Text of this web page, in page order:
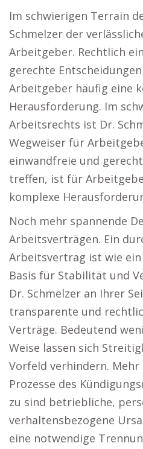
Im schwierigen Terrain
Schmelzer der
Arbeitgeber. Rechtlich
gerechte
Arbeitgeber häufig eine
Herausforderung. Im
Arbeitsrechts ist Dr.
Wegweiser für
einwandfreie und
treffen, ist für
komplexe
Noch mehr spannende
Arbeitsverträgen. Ein
Arbeitsvertrag ist wie
Basis für Stabilität und
Dr. Schmelzer an Ihrer
transparente und
Verträge. Bedeutend
Weise lassen sich
Vorfeld verhindern. Mehr
Prozesse des
zu sind betriebliche,
verhaltensbezogene
eine notwendige